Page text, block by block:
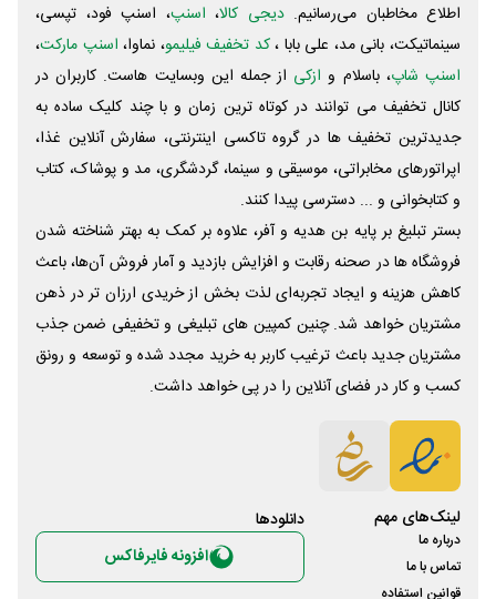
اطلاع مخاطبان می‌رسانیم. دیجی کالا، اسنپ، اسنپ فود، تپسی،
سینماتیکت، بانی مد، علی‌ بابا ،کد تخفیف فیلیمو، نماوا، اسنپ مارکت،
اسنپ شاپ، باسلام و ازکی از جمله این وبسایت ‌هاست. کاربران در
کانال تخفیف می توانند در کوتاه ترین زمان و با چند کلیک ساده به
جدیدترین تخفیف ها در گروه تاکسی اینترنتی، سفارش آنلاین غذا،
اپراتورهای مخابراتی، موسیقی و سینما، گردشگری، مد و پوشاک، کتاب
و کتابخوانی و ... دسترسی پیدا کنند.
بستر تبلیغ بر پایه بن هدیه و آفر، علاوه بر کمک به بهتر شناخته شدن
فروشگاه ها در صحنه رقابت و افزایش بازدید و آمار فروش آن‌ها، باعث
کاهش هزینه و ایجاد تجربه‌ای لذت بخش از خریدی ارزان تر در ذهن
مشتریان خواهد شد. چنین کمپین های تبلیغی و تخفیفی ضمن جذب
مشتریان جدید باعث ترغیب کاربر به خرید مجدد شده و توسعه و رونق
کسب و کار در فضای آنلاین را در پی خواهد داشت.
لینک‌های مهم
درباره ما
تماس با ما
قوانین استفاده
دانلود‌ها
افزونه فایرفاکس